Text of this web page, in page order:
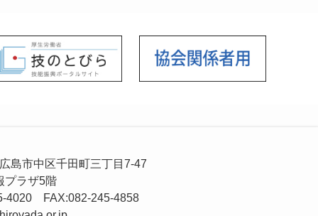
島市中区千田町三丁目7-47
ラザ5階
4020 FAX:082-245-4858